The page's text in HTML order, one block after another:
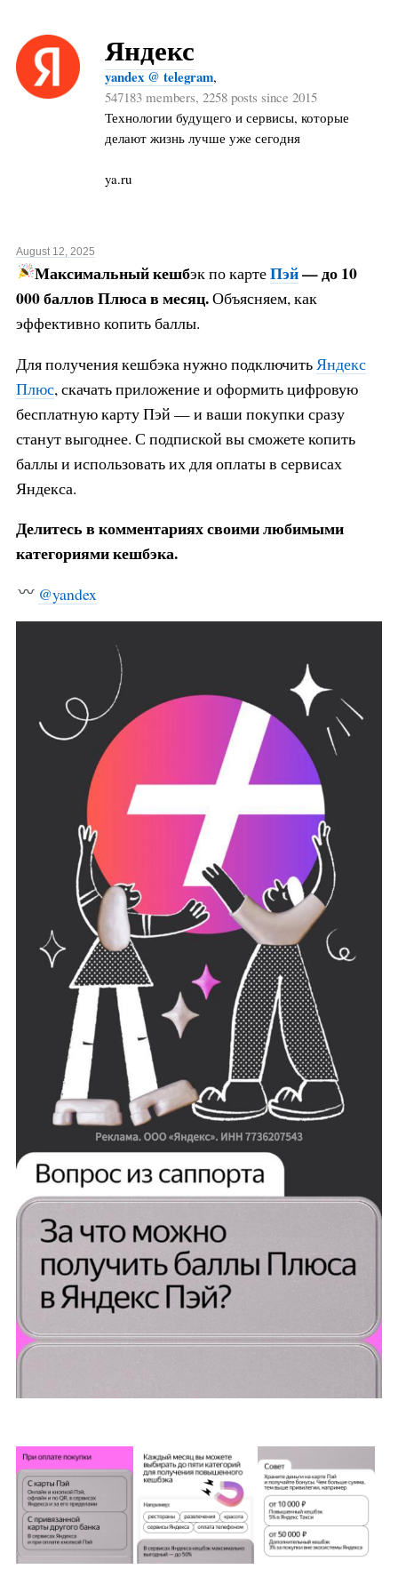
Яндекс
yandex @ telegram,
547183 members, 2258 posts since 2015
Технологии будущего и сервисы, которые
делают жизнь лучше уже сегодня
ya.ru
August 12, 2025
Максимальный кешбэк по картеПэй— до 10
000 баллов Плюса в месяц.Объясняем, как
эффективно копить баллы.
Для получения кешбэка нужно подключить Яндекс
Плюс, скачать приложение и оформить цифровую
бесплатную карту Пэй — и ваши покупки сразу
станут выгоднее. С подпиской вы сможете копить
баллы и использовать их для оплаты в сервисах
Яндекса.
Делитесь в комментариях своими любимыми
категориями кешбэка.
@yandex